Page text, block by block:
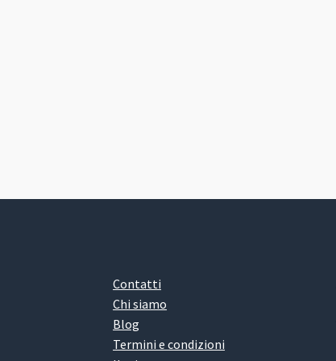
Contatti
Chi siamo
Blog
Termini e condizioni